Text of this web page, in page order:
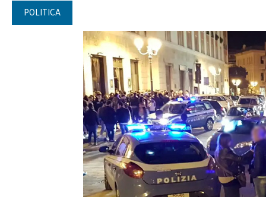
POLITICA